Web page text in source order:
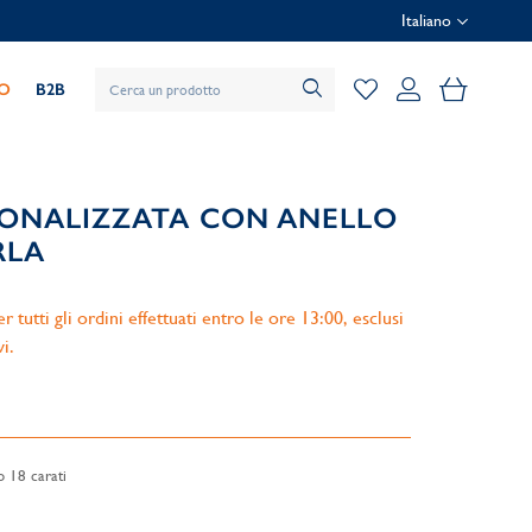
Italiano
B2B Il mio
CON ANELLO
tutti gli ordini effettuati entro le ore 13:00, esclusi
18 carati